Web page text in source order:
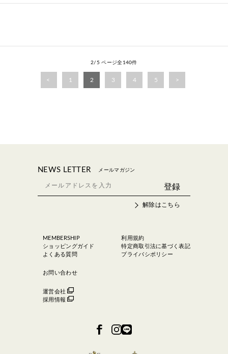
2/5 ページ全140件
1 2 3 4 5
NEWS LETTER メールマガジン
解除はこちら
MEMBERSHIP
ショッピングガイド
よくある質問
お問い合わせ
運営会社
採用情報
利用規約
特定商取引法に基づく表記
プライバシポリシー